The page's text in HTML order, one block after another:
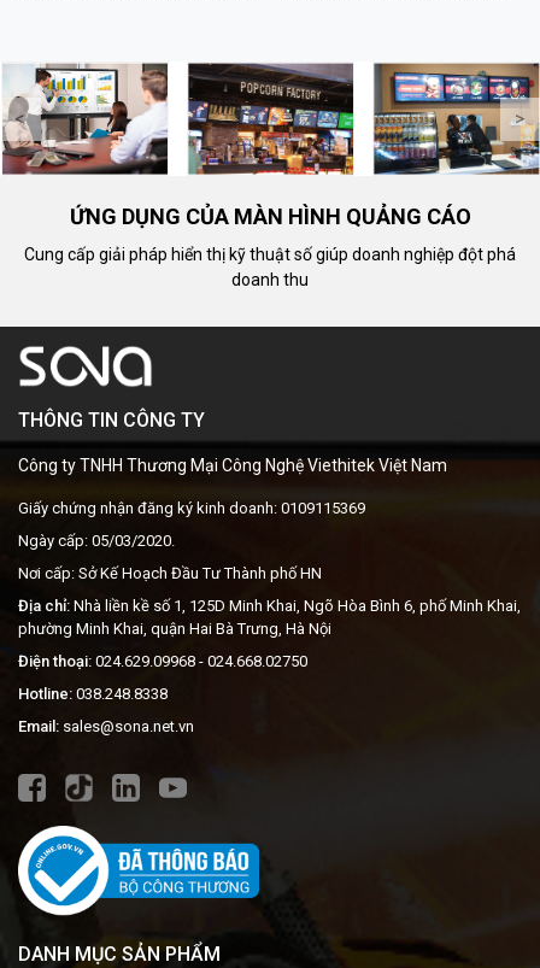
nghiệp.
nội dung từ xa.
< >
ỨNG DỤNG CỦA MÀN HÌNH QUẢNG CÁO
Cung cấp giải pháp hiển thị kỹ thuật số giúp doanh nghiệp đột phá
doanh thu
THÔNG TIN CÔNG TY
Công ty TNHH Thương Mại Công Nghệ Viethitek Việt Nam
Giấy chứng nhận đăng ký kinh doanh: 0109115369
Ngày cấp: 05/03/2020.
Nơi cấp: Sở Kế Hoạch Đầu Tư Thành phố HN
Địa chỉ: Nhà liền kề số 1, 125D Minh Khai, Ngõ Hòa Bình 6, phố Minh Khai,
phường Minh Khai, quận Hai Bà Trưng, Hà Nội
Điện thoại: 024.629.09968 - 024.668.02750
Hotline: 038.248.8338
Email: sales@sona.net.vn
DANH MỤC SẢN PHẨM